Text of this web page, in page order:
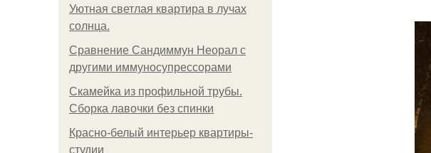
Уютная светлая квартира в лучах
солнца.
Сравнение Сандиммун Неорал с
другими иммуносупрессорами
Скамейка из профильной трубы.
Сборка лавочки без спинки
Красно-белый интерьер квартиры-
студии